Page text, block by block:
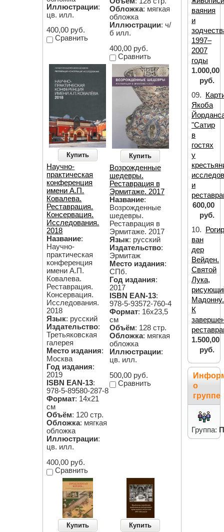
Иллюстрации:
цв. илл.
400,00 руб.
Сравнить
Обложка: мягкая
обложка
Иллюстрации: ч/
б илл.
400,00 руб.
Сравнить
Купить
Научно-
практическая
конференция
имени А.П.
Ковалева.
Реставрация.
Консервация.
Исследования.
2018
Название:
Научно-
практическая
конференция
имени А.П.
Ковалева.
Реставрация.
Консервация.
Исследования.
2018
Язык: русский
Издательство:
Третьяковская
галерея
Место издания:
Москва
Год издания:
2019
ISBN EAN-13:
978-5-89580-287-8
Формат: 14х21
см
Объём: 120 стр.
Обложка: мягкая
обложка
Иллюстрации:
цв. илл.
400,00 руб.
Сравнить
Купить
Возрожденные
шедевры.
Реставрация в
Эрмитаже. 2017
Название:
Возрожденные
шедевры.
Реставрация в
Эрмитаже. 2017
Язык: русский
Издательство:
Эрмитаж
Место издания:
СПб.
Год издания:
2017
ISBN EAN-13:
978-5-93572-760-4
Формат: 16х23,5
см
Объём: 128 стр.
Обложка: мягкая
обложка
Иллюстрации:
цв. илл.
500,00 руб.
Сравнить
Купить Купить
ваяния
и
1997–
2007
годы
1.000,00
руб.
09.
Якоба
"Сатир
в
гостях
у
и
600,00
руб.
10.
ван
дер
Вейден.
Святой
Лука,
Мадонну.
К
1.500,00
руб.
о
группе
Группа: